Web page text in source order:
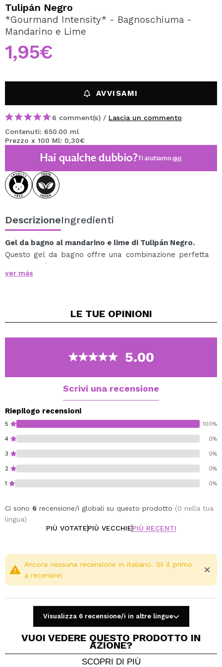
Creando un account su Maquibeauty.it potrai fare i tuoi
acquisti velocemente, controllare lo stato dei tuoi ordini e
Tulipán Negro
*Gourmand Intensity* - Bagnoschiuma -
Mandarino e Lime
1,95€
AVVISAMI
6 comment(s) / Lascia un commento
Contenuti: 650.00 ml
Prezzo x 100 Ml: 0,30€
Hai qualche dubbio?Ti aiutiamoqui
DescrizioneIngredienti
Gel da bagno al mandarino e lime di Tulipán Negro.
Questo gel da bagno offre una combinazione perfetta
di proprietà idratanti, antiossidanti ed esfolianti, che si
prendono cura e rivitalizzano la pelle.
e benessere, rendendo ogni utilizzo un'esperienza
ver más
LE TUE OPINIONI
5.00
Scrivi una recensione
Riepilogo recensioni
5 100%
4 0%
3 0%
2 0%
1 0%
Ci sono 6 recensione/i globali su questo prodotto (0 nella tua
lingua)
PIÙ VOTATEPIÙ VECCHIEPIÙ RECENTI
Ancora nessuna recensione in italiano. Sii il primo
a recensire!
Visualizza 6 recensione/i in altre lingue
VUOI VEDERE QUESTO PRODOTTO IN
AZIONE?
SCOPRI DI PIÙ